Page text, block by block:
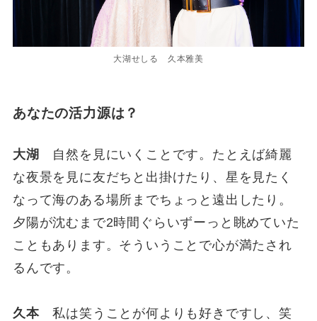
大湖せしる 久本雅美
あなたの活力源は？
大湖
自然を見にいくことです。たとえば綺麗
な夜景を見に友だちと出掛けたり、星を見たく
なって海のある場所までちょっと遠出したり。
夕陽が沈むまで2時間ぐらいずーっと眺めていた
こともあります。そういうことで心が満たされ
るんです。
久本私は笑うことが何よりも好きですし、笑